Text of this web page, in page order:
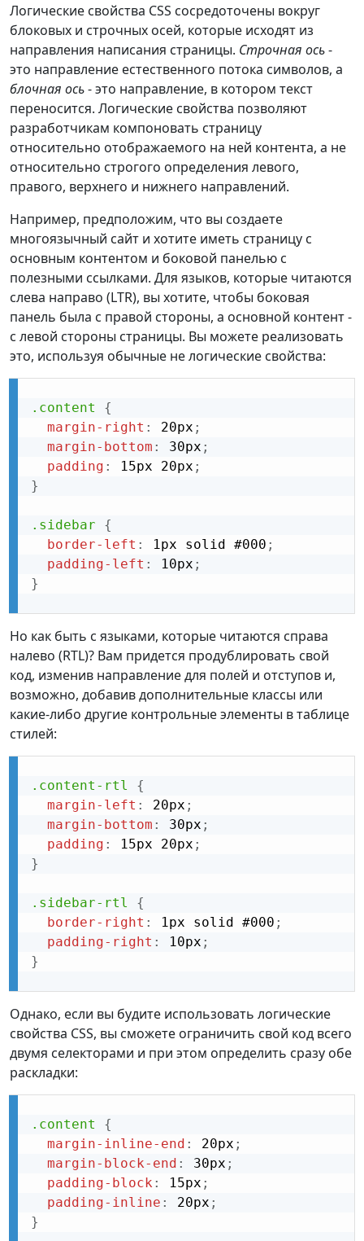
Логические свойства CSS сосредоточены вокруг
блоковых и строчных осей, которые исходят из
направления написания страницы. Строчная ось-
это направление естественного потока символов, а
блочная ось- это направление, в котором текст
переносится. Логические свойства позволяют
разработчикам компоновать страницу
относительно отображаемого на ней контента, а не
относительно строгого определения левого,
правого, верхнего и нижнего направлений.
Например, предположим, что вы создаете
многоязычный сайт и хотите иметь страницу с
основным контентом и боковой панелью с
полезными ссылками. Для языков, которые читаются
слева направо (LTR), вы хотите, чтобы боковая
панель была с правой стороны, а основной контент -
с левой стороны страницы. Вы можете реализовать
это, используя обычные не логические свойства:
.content
{
margin-right : 20px ;
margin-bottom : 30px ;
padding : 15px 20px ;
}
.sidebar
{
border-left : 1px solid #000 ;
padding-left : 10px ;
}
Но как быть с языками, которые читаются справа
налево (RTL)? Вам придется продублировать свой
код, изменив направление для полей и отступов и,
возможно, добавив дополнительные классы или
какие-либо другие контрольные элементы в таблице
стилей:
.content-rtl
{
margin-left : 20px ;
margin-bottom : 30px ;
padding : 15px 20px ;
}
.sidebar-rtl
{
border-right : 1px solid #000 ;
padding-right : 10px ;
}
Однако, если вы будите использовать логические
свойства CSS, вы сможете ограничить свой код всего
двумя селекторами и при этом определить сразу обе
раскладки:
.content
{
margin-inline-end : 20px ;
margin-block-end : 30px ;
padding-block : 15px ;
padding-inline : 20px ;
}